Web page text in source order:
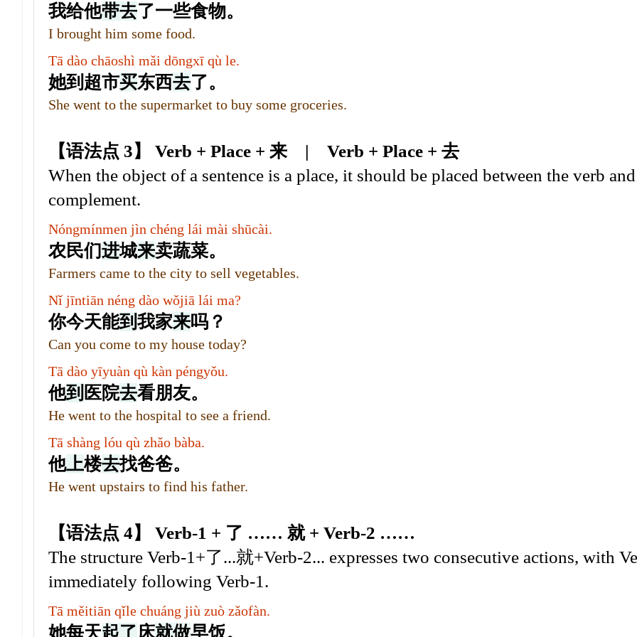
我给他带去了一些食物。
I brought him some food.
Tā dào chāoshì mǎi dōngxī qù le.
她到超市买东西去了。
She went to the supermarket to buy some groceries.
【语法点 3】 Verb + Place + 来 | Verb + Place + 去
When the object of a sentence is a place, it should be placed between the verb
complement.
Nóngmínmen jìn chéng lái mài shūcài.
农民们进城来卖蔬菜。
Farmers came to the city to sell vegetables.
Nǐ jīntiān néng dào wǒjiā lái ma?
你今天能到我家来吗？
Can you come to my house today?
Tā dào yīyuàn qù kàn péngyǒu.
他到 医院去看朋友。
He went to the hospital to see a friend.
Tā shàng lóu qù zhǎo bàba.
他上楼去找爸爸。
He went upstairs to find his father.
【语法点 4】 Verb-1 + 了 …… 就 + Verb-2 ……
The structure Verb-1+了...就+Verb-2... expresses two consecutive actions, with
immediately following Verb-1.
Tā měitiān qǐle chuáng jiù zuò zǎofàn.
她每天起了床就做早饭。